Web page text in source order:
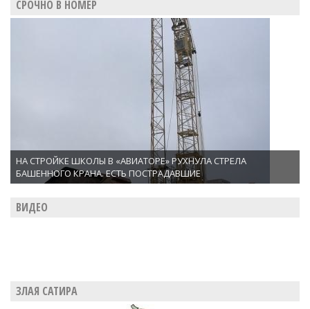
СРОЧНО В НОМЕР
НА СТРОЙКЕ ШКОЛЫ В «АВИАТОРЕ» РУХНУЛА СТРЕЛА
БАШЕННОГО КРАНА. ЕСТЬ ПОСТРАДАВШИЕ
ВИДЕО
ЗЛАЯ САТИРА